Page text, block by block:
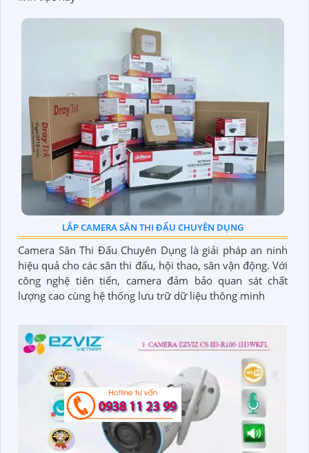
LẮP CAMERA SÂN THI ĐẤU CHUYÊN DỤNG
Camera Sân Thi Đấu Chuyên Dụng là giải pháp an ninh
hiệu quả cho các sân thi đấu, hội thao, sân vận động. Với
công nghệ tiên tiến, camera đảm bảo quan sát chất
lượng cao cùng hệ thống lưu trữ dữ liệu thông minh